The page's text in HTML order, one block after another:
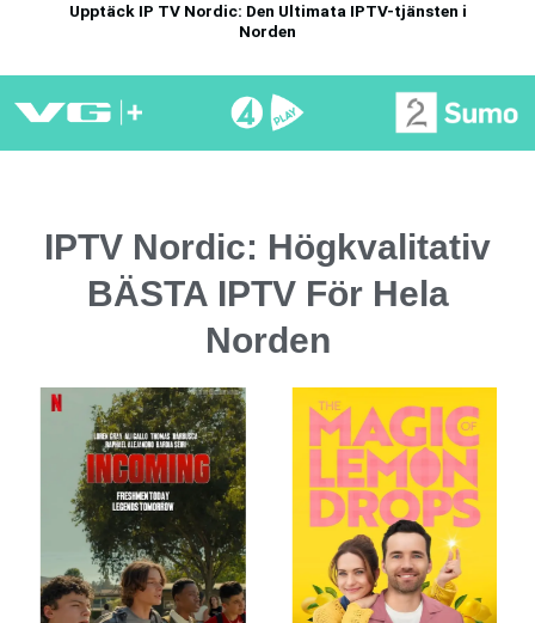
Upptäck IP TV Nordic: Den Ultimata IPTV-tjänsten i
Norden
IPTV Nordic: Högkvalitativ
BÄSTA IPTV För Hela
Norden